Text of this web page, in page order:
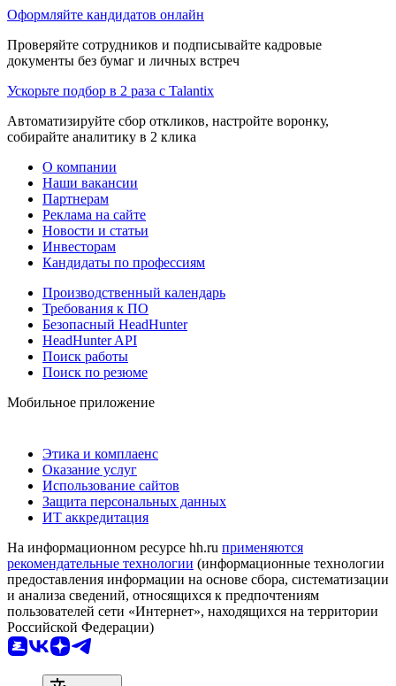
Оформляйте кандидатов онлайн
Проверяйте сотрудников и подписывайте кадровые
документы без бумаг и личных встреч
Ускорьте подбор в 2 раза с Talantix
Автоматизируйте сбор откликов, настройте воронку,
собирайте аналитику в 2 клика
О компании
Наши вакансии
Партнерам
Реклама на сайте
Новости и статьи
Инвесторам
Кандидаты по профессиям
Производственный календарь
Требования к ПО
Безопасный HeadHunter
HeadHunter API
Поиск работы
Поиск по резюме
Мобильное приложение
Этика и комплаенс
Оказание услуг
Использование сайтов
Защита персональных данных
ИТ аккредитация
На информационном ресурсе hh.ru применяются
рекомендательные технологии (информационные технологии
предоставления информации на основе сбора, систематизации
и анализа сведений, относящихся к предпочтениям
пользователей сети «Интернет», находящихся на территории
Российской Федерации)